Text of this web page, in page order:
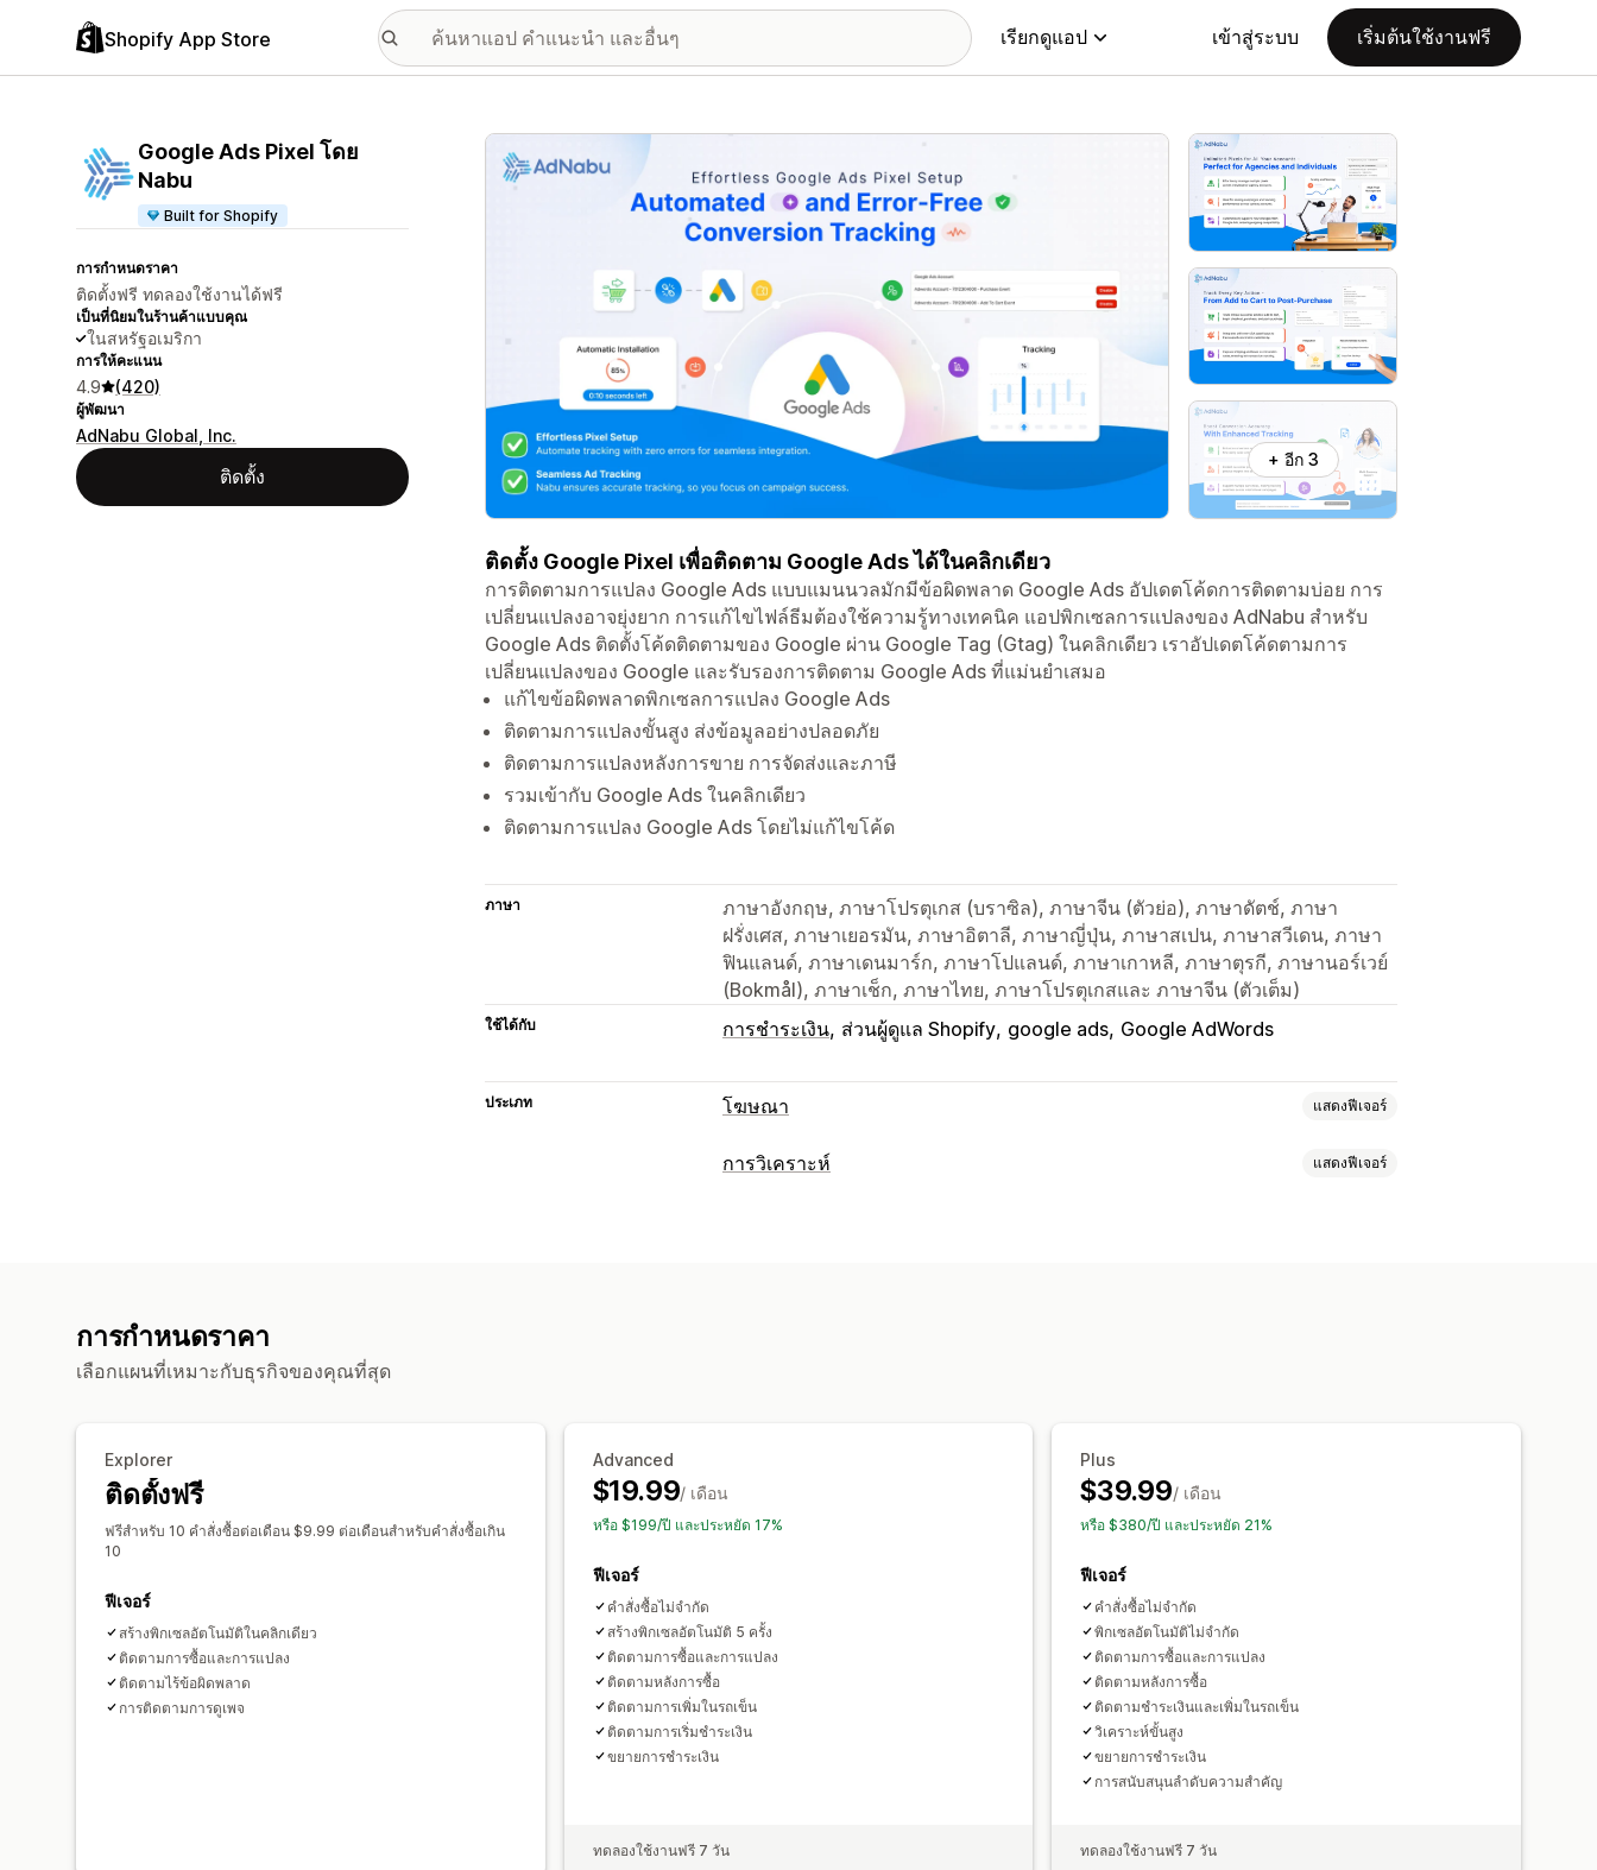
Shopify App Store เรียกดูแอป เข้าสู่ระบบ เริ่มต้นใช้งานฟรี
Google Ads Pixel โดย
Nabu
Built for Shopify
การกำหนดราคา
ติดตั้งฟรี ทดลองใช้งานได้ฟรี
เป็นที่นิยมในร้านค้าแบบคุณ
ในสหรัฐอเมริกา
การให้คะแนน
4.9 (420)
ผู้พัฒนา
AdNabu Global, Inc.
ติดตั้ง
แกลเลอรีรูปภาพที่แสดง
+ อีก 3
ติดตั้ง Google Pixel เพื่อติดตาม Google Ads ได้ในคลิกเดียว
การติดตามการแปลง Google Ads แบบแมนนวลมักมีข้อผิดพลาด Google Ads อัปเดตโค้ดการติดตามบ่อย การ
เปลี่ยนแปลงอาจยุ่งยาก การแก้ไขไฟล์ธีมต้องใช้ความรู้ทางเทคนิค แอปพิกเซลการแปลงของ AdNabu สำหรับ
Google Ads ติดตั้งโค้ดติดตามของ Google ผ่าน Google Tag (Gtag) ในคลิกเดียว เราอัปเดตโค้ดตามการ
เปลี่ยนแปลงของ Google และรับรองการติดตาม Google Ads ที่แม่นยำเสมอ
แก้ไขข้อผิดพลาดพิกเซลการแปลง Google Ads
ติดตามการแปลงขั้นสูง ส่งข้อมูลอย่างปลอดภัย
ติดตามการแปลงหลังการขาย การจัดส่งและภาษี
รวมเข้ากับ Google Ads ในคลิกเดียว
ติดตามการแปลง Google Ads โดยไม่แก้ไขโค้ด
ภาษา
ภาษาอังกฤษ, ภาษาโปรตุเกส (บราซิล), ภาษาจีน (ตัวย่อ), ภาษาดัตช์, ภาษา
ฝรั่งเศส, ภาษาเยอรมัน, ภาษาอิตาลี, ภาษาญี่ปุ่น, ภาษาสเปน, ภาษาสวีเดน, ภาษา
ฟินแลนด์, ภาษาเดนมาร์ก, ภาษาโปแลนด์, ภาษาเกาหลี, ภาษาตุรกี, ภาษานอร์เวย์
(Bokmål), ภาษาเช็ก, ภาษาไทย, ภาษาโปรตุเกสและ ภาษาจีน (ตัวเต็ม)
ใช้ได้กับ การชำระเงิน ส่วนผู้ดูแล Shopify google ads Google AdWords
ประเภท โฆษณา แสดงฟีเจอร์
การกำหนดเป้าหมาย
การวิเคราะห์ แสดงฟีเจอร์
แดชบอร์ดที่กำหนดเอง
การกำหนดราคา
เลือกแผนที่เหมาะกับธุรกิจของคุณที่สุด
Explorer
ติดตั้งฟรี
ฟรีสำหรับ 10 คำสั่งซื้อต่อเดือน $9.99 ต่อเดือนสำหรับคำสั่งซื้อเกิน
10
ฟีเจอร์
สร้างพิกเซลอัตโนมัติในคลิกเดียว
ติดตามการซื้อและการแปลง
ติดตามไร้ข้อผิดพลาด
การติดตามการดูเพจ
Advanced
$19.99/ เดือน
หรือ $199/ปี และประหยัด 17%
ฟีเจอร์
คำสั่งซื้อไม่จำกัด
สร้างพิกเซลอัตโนมัติ 5 ครั้ง
ติดตามการซื้อและการแปลง
ติดตามหลังการซื้อ
ติดตามการเพิ่มในรถเข็น
ติดตามการเริ่มชำระเงิน
ขยายการชำระเงิน
ทดลองใช้งานฟรี 7 วัน
Plus
$39.99/ เดือน
หรือ $380/ปี และประหยัด 21%
ฟีเจอร์
คำสั่งซื้อไม่จำกัด
พิกเซลอัตโนมัติไม่จำกัด
ติดตามการซื้อและการแปลง
ติดตามหลังการซื้อ
ติดตามชำระเงินและเพิ่มในรถเข็น
วิเคราะห์ขั้นสูง
ขยายการชำระเงิน
การสนับสนุนลำดับความสำคัญ
ทดลองใช้งานฟรี 7 วัน